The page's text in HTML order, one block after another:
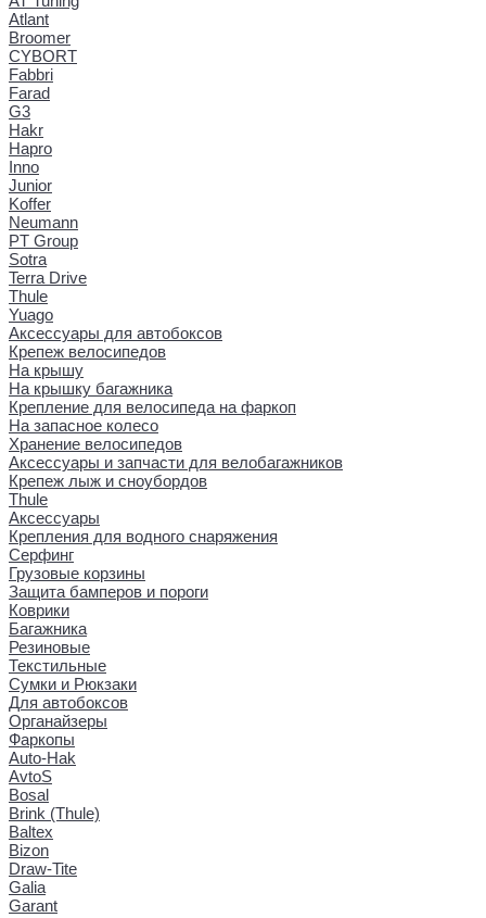
Atlant
Broomer
CYBORT
Fabbri
Farad
G3
Hakr
Hapro
Inno
Junior
Koffer
Neumann
PT Group
Sotra
Terra Drive
Thule
Yuago
Аксессуары для автобоксов
Крепеж велосипедов
На крышу
На крышку багажника
Крепление для велосипеда на фаркоп
На запасное колесо
Хранение велосипедов
Аксессуары и запчасти для велобагажников
Крепеж лыж и сноубордов
Thule
Аксессуары
Крепления для водного снаряжения
Серфинг
Грузовые корзины
Защита бамперов и пороги
Коврики
Багажника
Резиновые
Текстильные
Сумки и Рюкзаки
Для автобоксов
Органайзеры
Фаркопы
Auto-Hak
AvtoS
Bosal
Brink (Thule)
Baltex
Bizon
Draw-Tite
Galia
Garant